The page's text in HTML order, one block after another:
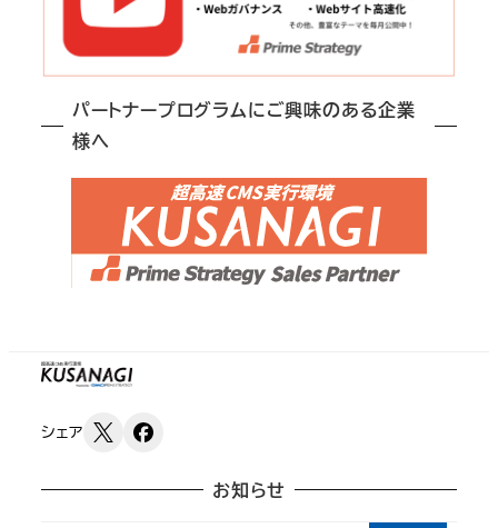
パートナープログラムにご興味のある企業
様へ
シェア
お知らせ